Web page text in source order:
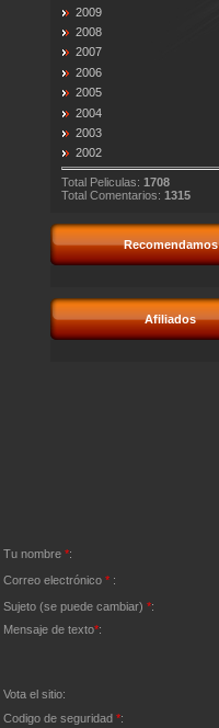
2009
2008
2007
2006
2005
2004
2003
2002
Total Peliculas: 1708
Total Comentarios: 1315
Recomendamos
Afiliados
Tu nombre *:
Correo electrónico * :
Sujeto (se puede cambiar) *:
Mensaje de texto*:
Vota el sitio:
Codigo de seguridad *: